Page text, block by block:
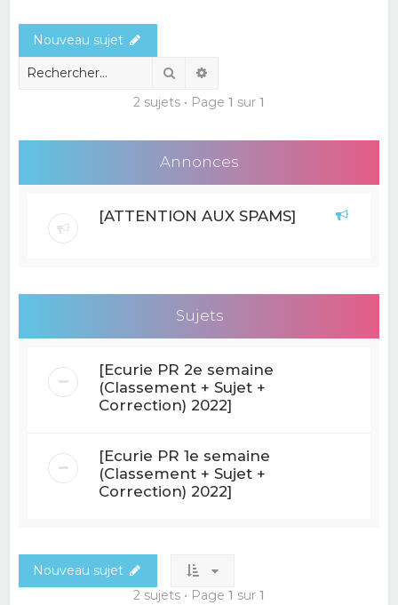
r
Nouveau sujet
Rechercher
2 sujets • Page 1 sur 1
Annonces
[ATTENTION AUX SPAMS]
Sujets
[Ecurie PR 2e semaine
(Classement + Sujet +
Correction) 2022]
[Ecurie PR 1e semaine
(Classement + Sujet +
Correction) 2022]
Nouveau sujet
2 sujets • Page 1 sur 1